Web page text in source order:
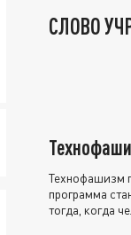
СЛОВО
Технофашизм
программа
тогда, когда